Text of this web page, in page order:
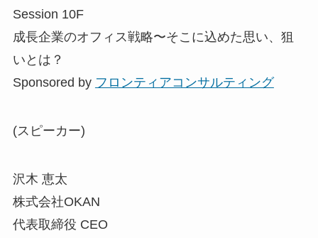
Session 10F
成長企業のオフィス戦略〜そこに込めた思い、狙
いとは？
Sponsored by フロンティアコンサルティング
(スピーカー)
沢木 恵太
株式会社OKAN
代表取締役 CEO